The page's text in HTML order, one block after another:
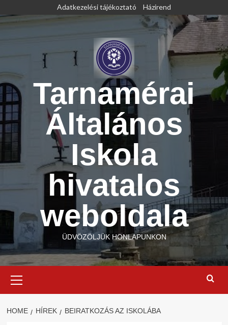
to
Adatkezelési tájékoztató Házirend
Tarnamérai
Általános
Iskola
hivatalos
weboldala
ÜDVÖZÖLJÜK HONLAPUNKON
Menu
HOME HÍREK BEIRATKOZÁS AZ ISKOLÁBA